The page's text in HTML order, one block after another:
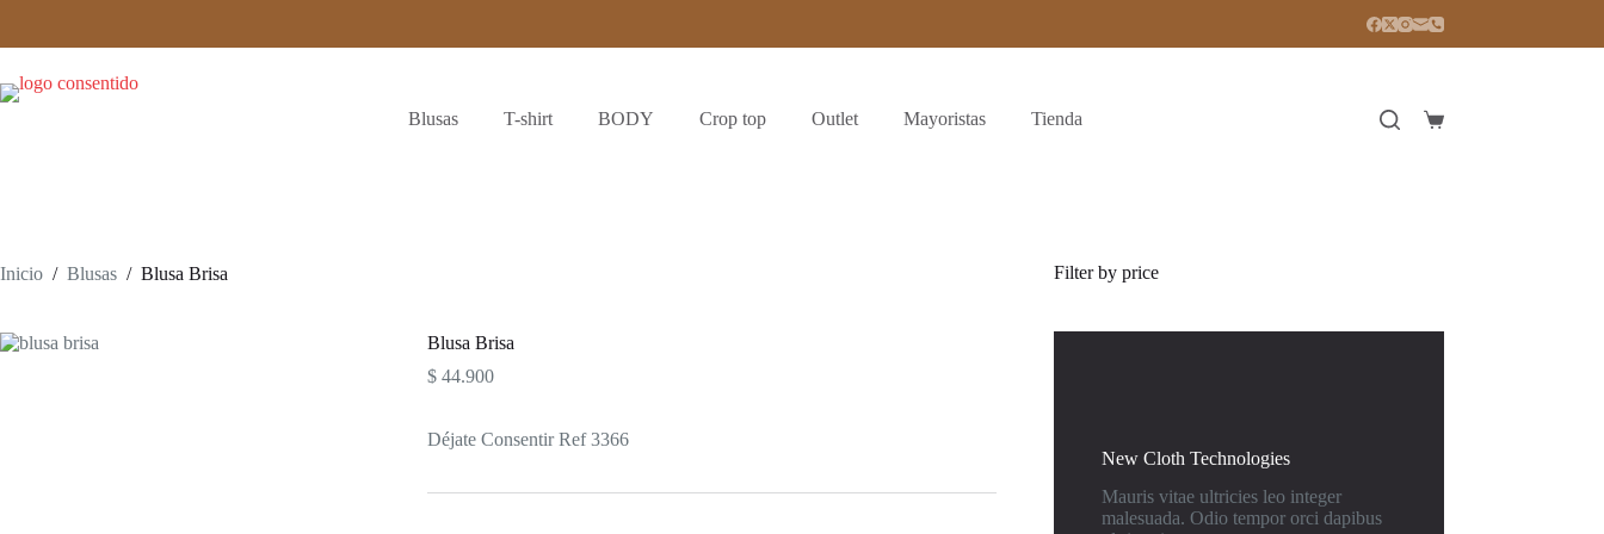
contenido
Blusas T-shirt BODY Crop top Outlet Mayoristas Tienda
Carro
Inicio / Blusas / Blusa Brisa
Blusa Brisa
$44.900
Déjate Consentir Ref 3366
Filter by price
New Cloth Technologies
Mauris vitae ultricies leo integer
malesuada. Odio tempor orci dapibus